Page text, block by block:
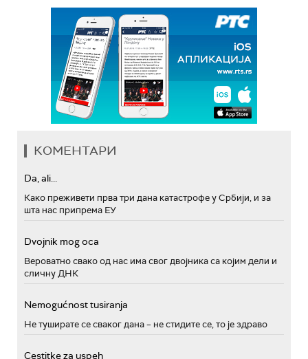
КОМЕНТАРИ
Da, ali...
Како преживети прва три дана катастрофе у Србији, и за
шта нас припрема ЕУ
Dvojnik mog oca
Вероватно свако од нас има свог двојника са којим дели и
сличну ДНК
Nemogućnost tusiranja
Не туширате се сваког дана – не стидите се, то је здраво
Cestitke za uspeh